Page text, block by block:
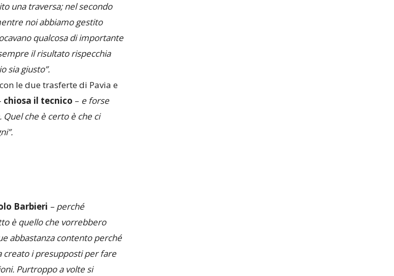
una traversa; nel secondo
noi abbiamo gestito
qualcosa di importante
il risultato rispecchia
sia giusto”.
le due trasferte di Pavia e
chiosa il tecnico – e forse
che è certo è che ci
Barbieri – perché
è quello che vorrebbero
abbastanza contento perché
creato i presupposti per fare
Purtroppo a volte si